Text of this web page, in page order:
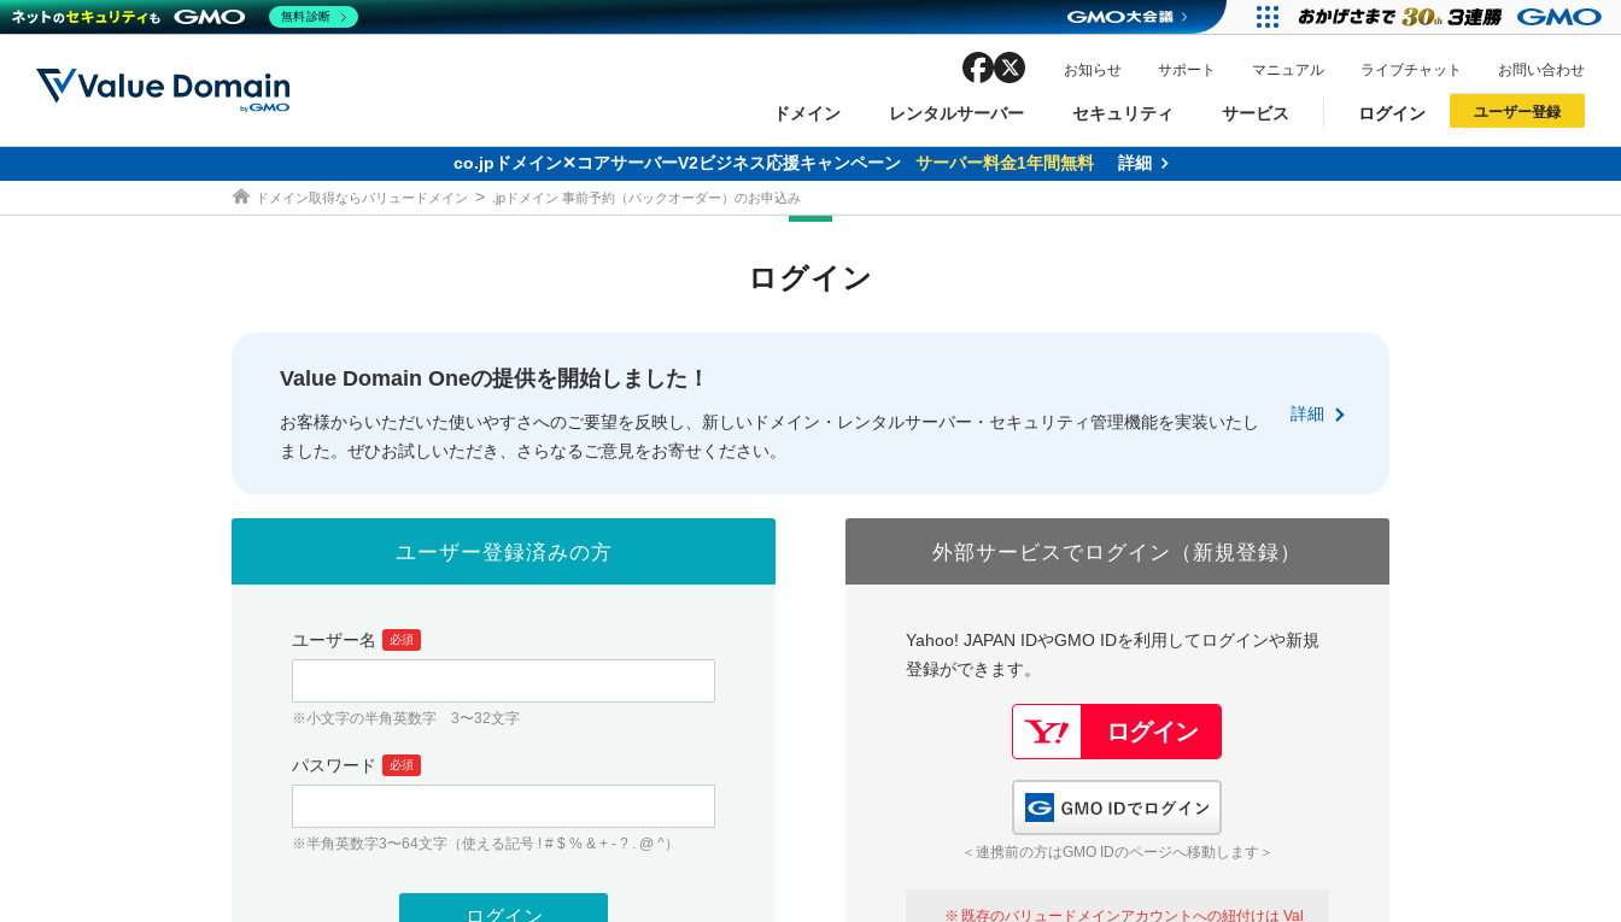
ドメイン
ドメイン ドメイン検索
ドメイン一括検索
人気ドメインの種類 WHOIS検索
レンタルサーバー
レンタルサーバー コアサーバー
セキュリティ
セキュリティ Value Domain ネットde診断
サービス
サービス お得意様割引
バリュードメインAPI
facebook お知らせ サポート マニュアル ライブチャット お問い合わせ
ログイン
従来のバリュードメインをご利用希望の方 おすすめ One レンタルサーバーを含む最新の機能を使う方
以下でもログイン可能
ユーザー登録
従来のバリュードメインをご利用希望の方 おすすめ One レンタルサーバーを含む最新の機能を使う方
以下でも登録可能
co.jpドメイン✕コアサーバーV2ビジネス応援キャンペーン サーバー料金1年間無料 詳細
ドメイン取得ならバリュードメイン .jpドメイン 事前予約（バックオーダー）のお申込み
ログイン
Value Domain Oneの提供を開始しました！
お客様からいただいた使いやすさへのご要望を反映し、新しいドメイン・レンタルサーバー・セキュリティ管理機能を実装いたし
ました。ぜひお試しいただき、さらなるご意見をお寄せください。
詳細
ユーザー登録済みの方
ユーザー名 必須
※小文字の半角英数字 3〜32文字
パスワード 必須
※半角英数字3〜64文字（使える記号 ! # $ % & + - ? . @ ^）
外部サービスでログイン（新規登録）
Yahoo! JAPAN IDやGMO IDを利用してログインや新規
登録ができます。
＜連携前の方はGMO IDのページへ移動します＞
既存のバリュードメインアカウントへの紐付けはVal
無料診断